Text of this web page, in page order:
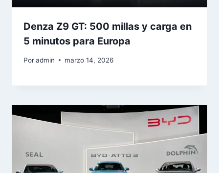
Denza Z9 GT: 500 millas y carga en
5 minutos para Europa
Poradmin marzo 14, 2026